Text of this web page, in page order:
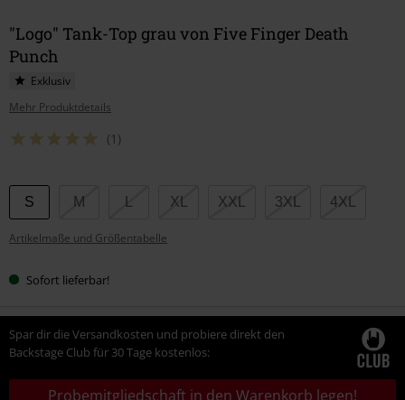
"Logo" Tank-Top grau von Five Finger Death
Punch
Exklusiv
Mehr Produktdetails
(1)
Wähle
deine
Größe
S M XL XXL 3XL 4XL
Artikelmaße und Größentabelle
Sofort lieferbar!
Spar dir die Versandkosten und probiere direkt den
Backstage Club für 30 Tage kostenlos:
Probemitgliedschaft in den Warenkorb legen!